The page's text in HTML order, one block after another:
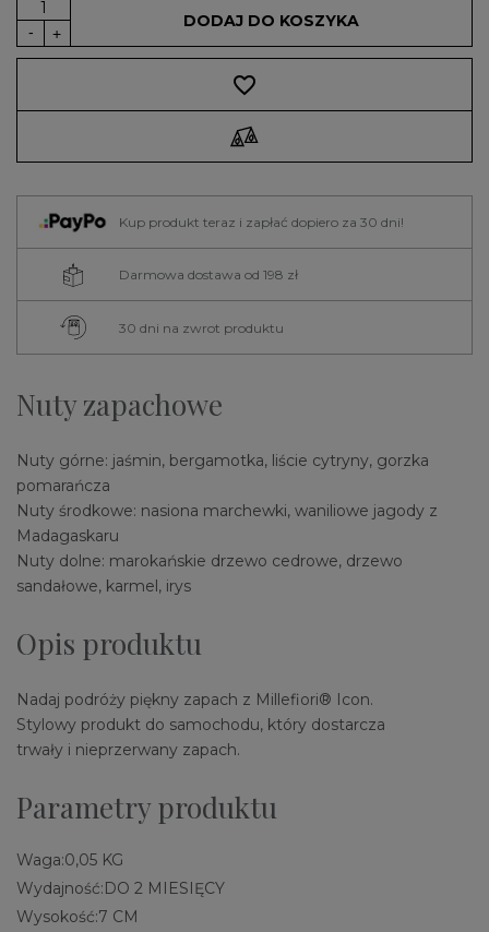
DODAJ DO KOSZYKA
favorite_border
Kup produkt teraz i zapłać dopiero za 30 dni!
Darmowa dostawa od 198 zł
30 dni na zwrot produktu
Nuty zapachowe
Nuty górne: jaśmin, bergamotka, liście cytryny, gorzka
pomarańcza
Nuty środkowe: nasiona marchewki, waniliowe jagody z
Madagaskaru
Nuty dolne: marokańskie drzewo cedrowe, drzewo
sandałowe, karmel, irys
Opis produktu
Nadaj podróży piękny zapach z Millefiori® Icon.
Stylowy produkt do samochodu, który dostarcza
trwały i nieprzerwany zapach.
Parametry produktu
Waga:0,05 KG
Wydajność:DO 2 MIESIĘCY
Wysokość:7 CM